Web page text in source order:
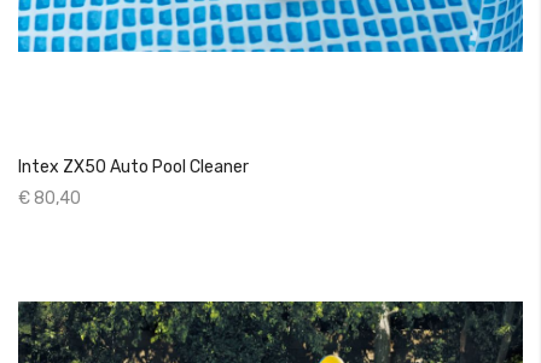
Intex ZX50 Auto Pool Cleaner
€ 80,40